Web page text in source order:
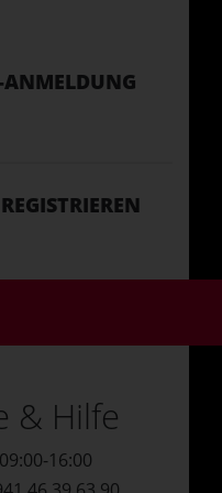
ANMELDUNG
& Hilfe
16:00